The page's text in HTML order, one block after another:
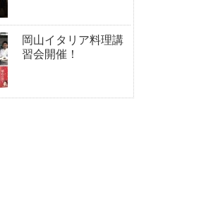
岡山イタリア料理講
習会開催！